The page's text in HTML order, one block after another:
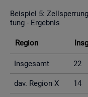
Bei­spiel 5:
tung - Er­geb­nis
Re­gi­on
Ins­ge­samt 22
dav. Re­gi­on X 14